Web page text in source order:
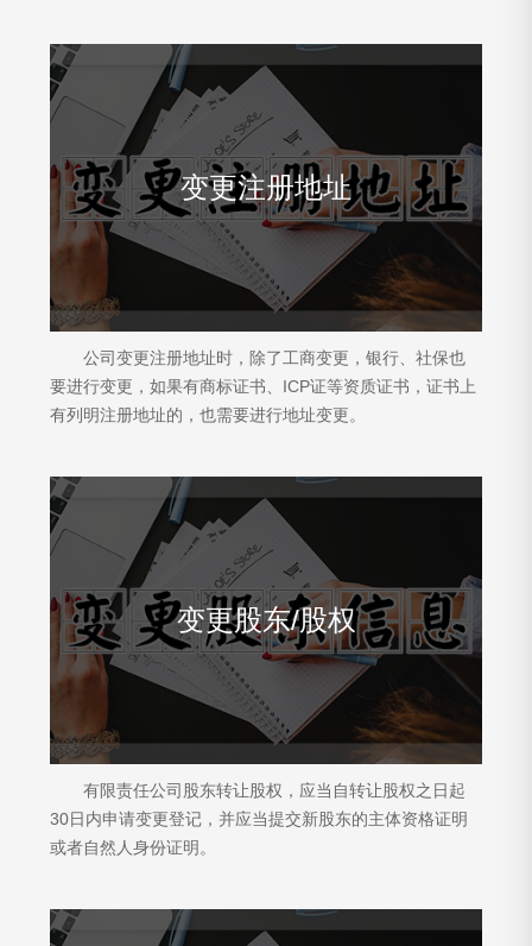
变更注册地址
公司变更注册地址时，除了工商变更，银行、社保也
要进行变更，如果有商标证书、ICP证等资质证书，证书上
有列明注册地址的，也需要进行地址变更。
变更股东/股权
有限责任公司股东转让股权，应当自转让股权之日起
30日内申请变更登记，并应当提交新股东的主体资格证明
或者自然人身份证明。